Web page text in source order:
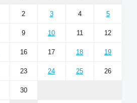
2 3 4 5
9 10 11 12
16 17 18 19
23 24 25 26
30